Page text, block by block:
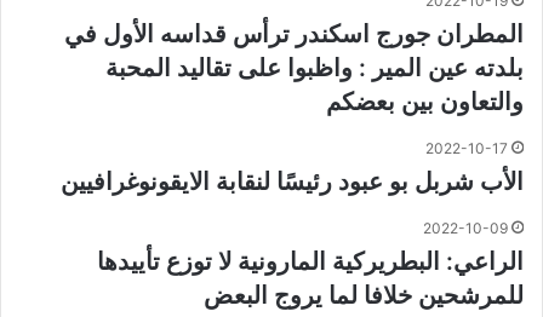
المطران جورج اسكندر ترأس قداسه الأول في
بلدته عين المير : واظبوا على تقاليد المحبة
والتعاون بين بعضكم
2022-10-17
الأب شربل بو عبود رئيسًا لنقابة الايقونوغرافيين
2022-10-09
الراعي: البطريركية المارونية لا توزع تأييدها
للمرشحين خلافا لما يروج البعض